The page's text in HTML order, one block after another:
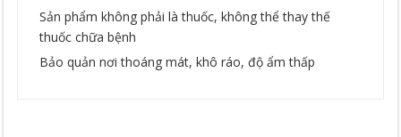
Sản phẩm không phải là thuốc, không thể thay thế
thuốc chữa bệnh
Bảo quản nơi thoáng mát, khô ráo, độ ẩm thấp